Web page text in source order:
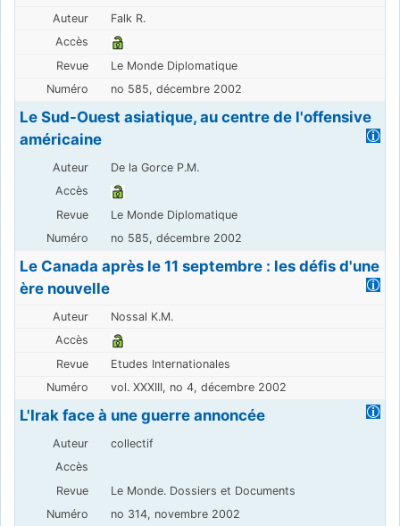
Falk R.
Le Monde Diplomatique
no 585, décembre 2002
Le Sud-Ouest asiatique, au centre de l'offensive
américaine
De la Gorce P.M.
Le Monde Diplomatique
no 585, décembre 2002
Le Canada après le 11 septembre : les défis d'une
ère nouvelle
Nossal K.M.
Etudes Internationales
vol. XXXIII, no 4, décembre 2002
L'Irak face à une guerre annoncée
collectif
Le Monde. Dossiers et Documents
no 314, novembre 2002